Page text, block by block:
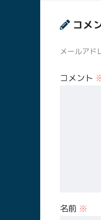
コメ
メールアド
コメント
名前 ※